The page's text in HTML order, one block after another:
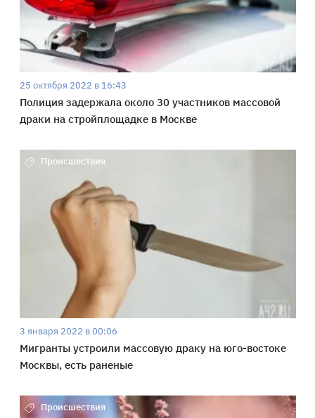
25 октября 2022 в 16:43
Полиция задержала около 30 участников массовой
драки на стройплощадке в Москве
Происшествия
3 января 2022 в 00:06
Мигранты устроили массовую драку на юго-востоке
Москвы, есть раненые
Происшествия